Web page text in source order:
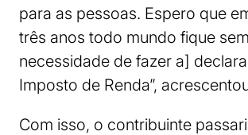
para as pessoas. Espero que
três anos todo mundo fique
necessidade de fazer a]
Imposto de Renda”,
Com isso, o contribuinte